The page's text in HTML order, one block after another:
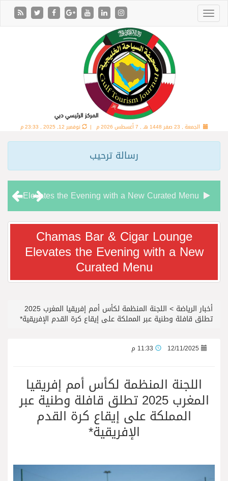
الجمعة , 23 صفر 1448 هـ , 7 أغسطس 2026 م | نوفمبر 12, 2025 , 23:33 م
رسالة ترحيب
Chamas Bar & Cigar Lounge Elevates the Evening with a New Curated Menu
“شاماس” يقدّم تجربة مسائية راقية مع قائمة جديدة مستوحاة من النكهات البرازيلية
رجل الاعمال سعيد ال بخيت يغادر المستشفى
Chamas Bar & Cigar Lounge
Elevates the Evening with a New
Curated Menu
أخبار الرياضة > اللجنة المنظمة لكأس أمم إفريقيا المغرب 2025
تطلق قافلة وطنية عبر المملكة على إيقاع كرة القدم الإفريقية*
12/11/2025
اللجنة المنظمة لكأس أمم إفريقيا
المغرب 2025 تطلق قافلة وطنية عبر
المملكة على إيقاع كرة القدم
الإفريقية*